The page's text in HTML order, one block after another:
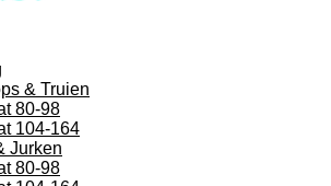
& Truien
80-98
104-164
Jurken
80-98